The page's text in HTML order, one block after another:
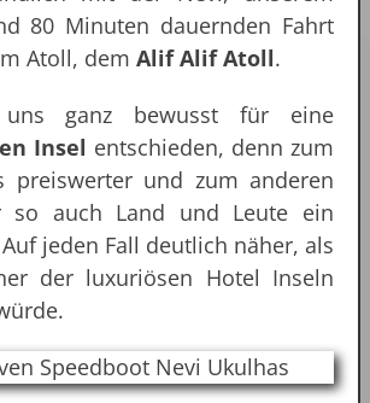
80 Minuten dauernden Fahrt
Atoll, dem Alif Alif Atoll.
ganz bewusst für eine
Insel entschieden, denn zum
preiswerter und zum anderen
so auch Land und Leute ein
jeden Fall deutlich näher, als
der luxuriösen Hotel Inseln